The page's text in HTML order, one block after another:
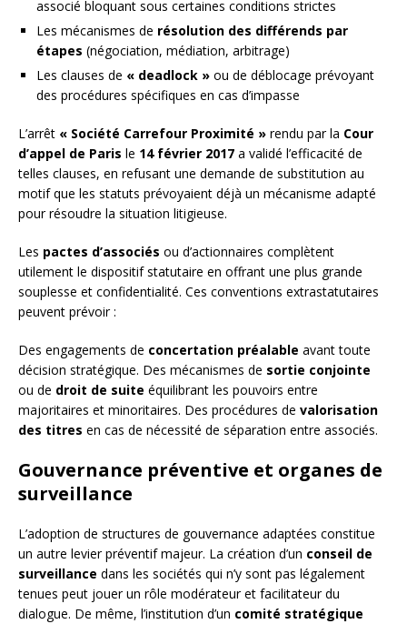
associé bloquant sous certaines conditions strictes
Les mécanismes de résolution des différends par
étapes (négociation, médiation, arbitrage)
Les clauses de « deadlock » ou de déblocage prévoyant
des procédures spécifiques en cas d’impasse
L’arrêt « Société Carrefour Proximité » rendu par la Cour
d’appel de Paris le 14 février 2017 a validé l’efficacité de
telles clauses, en refusant une demande de substitution au
motif que les statuts prévoyaient déjà un mécanisme adapté
pour résoudre la situation litigieuse.
Les pactes d’associés ou d’actionnaires complètent
utilement le dispositif statutaire en offrant une plus grande
souplesse et confidentialité. Ces conventions extrastatutaires
peuvent prévoir :
Des engagements de concertation préalable avant toute
décision stratégique. Des mécanismes de sortie conjointe
ou de droit de suite équilibrant les pouvoirs entre
majoritaires et minoritaires. Des procédures de valorisation
des titres en cas de nécessité de séparation entre associés.
Gouvernance préventive et organes de
surveillance
L’adoption de structures de gouvernance adaptées constitue
un autre levier préventif majeur. La création d’un conseil de
surveillance dans les sociétés qui n’y sont pas légalement
tenues peut jouer un rôle modérateur et facilitateur du
dialogue. De même, l’institution d’un comité stratégique